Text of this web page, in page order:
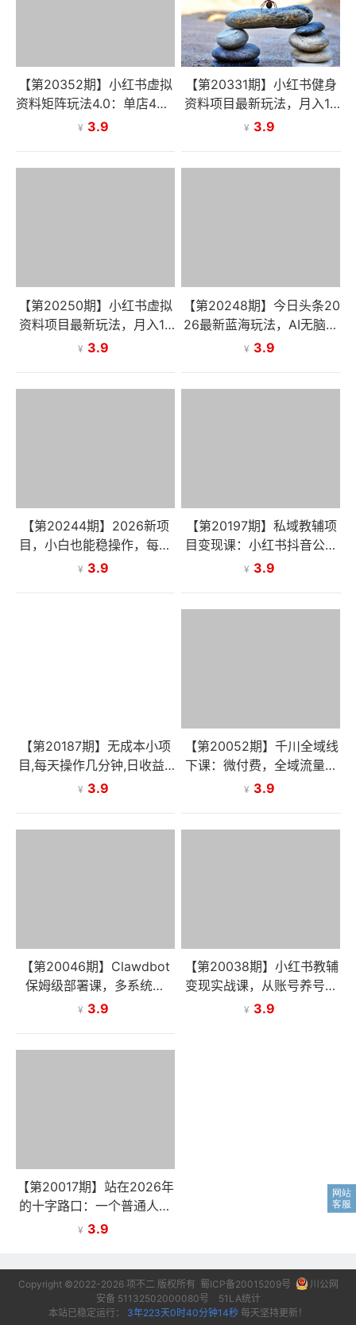
【第20352期】小红书虚拟
资料矩阵玩法4.0：单店4带1
玩法，操作模式+全新配套
¥ 3.9
【第20331期】小红书健身
资料项目最新玩法，月入10
000＋，收益潜力可以无限
¥ 3.9
【第20250期】小红书虚拟
资料项目最新玩法，月入10
000＋
¥ 3.9
【第20248期】今日头条20
26最新蓝海玩法，AI无脑抄
书，批量生成，绝对的信息
¥ 3.9
【第20244期】2026新项
目，小白也能稳操作，每单
盈利1000+上不封顶
¥ 3.9
【第20197期】私域教辅项
目变现课：小红书抖音公众
号精准引流，资料项目从零
¥ 3.9
【第20187期】无成本小项
目,每天操作几分钟,日收益8
00+ 副业必看 小白必做！
¥ 3.9
【第20052期】千川全域线
下课：微付费，全域流量，
破解千川投放与直播运营难
¥ 3.9
【第20046期】Clawdbot
保姆级部署课，多系统安
装、安全方案、平台集成，
¥ 3.9
【第20038期】小红书教辅
变现实战课，从账号养号、
爆款内容创作到私域转化，
¥ 3.9
【第20017期】站在2026年
的十字路口：一个普通人如
何通过卖项目实现年入200
¥ 3.9
Copyright ©2022-2026 项不二 版权所有 蜀ICP备20015209号
川公网
安备 51132502000080号
51LA统计
本站已稳定运行： 3年223天0时40分钟15秒每天坚持更新！